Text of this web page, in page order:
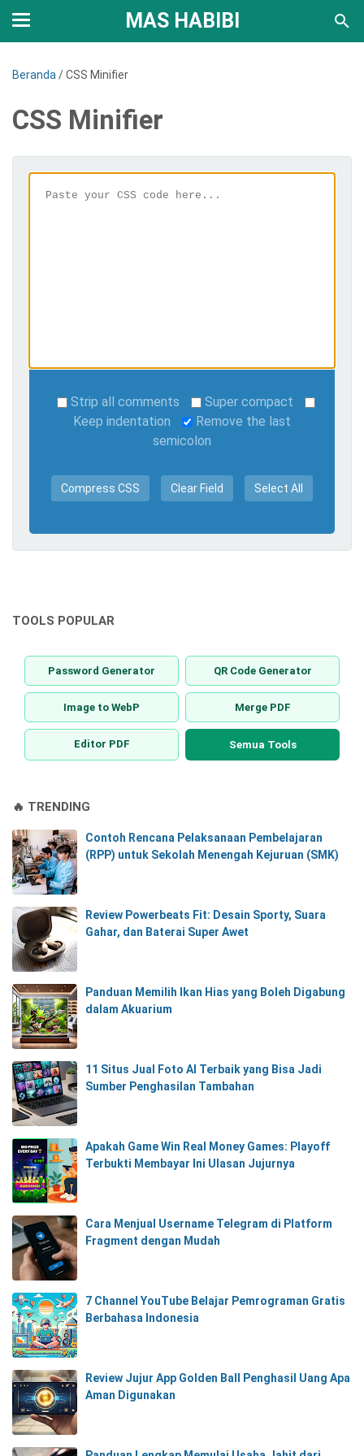
MAS HABIBI
Beranda /CSS Minifier
CSS Minifier
Strip all comments
Super compact
Keep indentation
Remove the last
semicolon
Compress CSS Clear Field Select All
TOOLS POPULAR
Password Generator QR Code Generator
Image to WebP Merge PDF
Editor PDF Semua Tools
🔥 TRENDING
Contoh Rencana Pelaksanaan Pembelajaran
(RPP) untuk Sekolah Menengah Kejuruan (SMK)
Review Powerbeats Fit: Desain Sporty, Suara
Gahar, dan Baterai Super Awet
Panduan Memilih Ikan Hias yang Boleh Digabung
dalam Akuarium
11 Situs Jual Foto AI Terbaik yang Bisa Jadi
Sumber Penghasilan Tambahan
Apakah Game Win Real Money Games: Playoff
Terbukti Membayar Ini Ulasan Jujurnya
Cara Menjual Username Telegram di Platform
Fragment dengan Mudah
7 Channel YouTube Belajar Pemrograman Gratis
Berbahasa Indonesia
Review Jujur App Golden Ball Penghasil Uang Apa
Aman Digunakan